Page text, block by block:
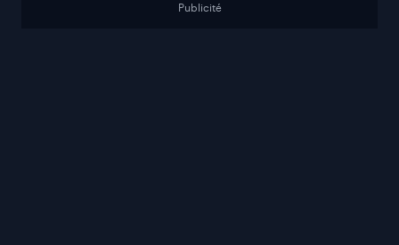
Publicité